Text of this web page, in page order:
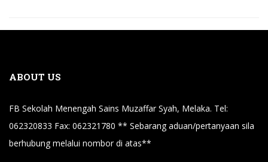
ABOUT US
FB Sekolah Menengah Sains Muzaffar Syah, Melaka. Tel:
062320833 Fax: 062321780 ** Sebarang aduan/pertanyaan sila
berhubung melalui nombor di atas**